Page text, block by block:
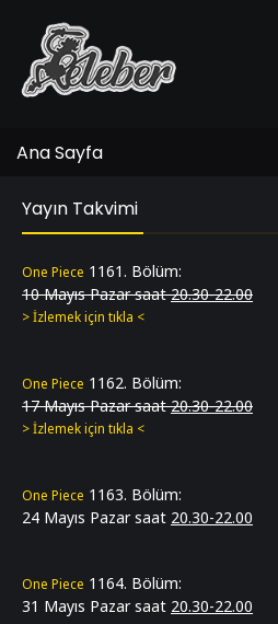
Ana Sayfa
Yayın Takvimi
One Piece 1161. Bölüm:
10 Mayıs Pazar saat20.30-22.00
> İzlemek için tıkla <
One Piece 1162. Bölüm:
17 Mayıs Pazar saat20.30-22.00
> İzlemek için tıkla <
One Piece 1163. Bölüm:
24 Mayıs Pazar saat 20.30-22.00
One Piece 1164. Bölüm:
31 Mayıs Pazar saat 20.30-22.00